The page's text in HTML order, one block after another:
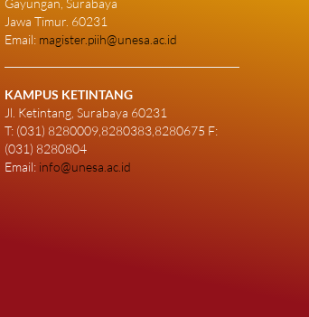
Gayungan, Surabaya
Jawa Timur. 60231
Email: magister.piih@unesa.ac.id
KAMPUS KETINTANG
Jl. Ketintang, Surabaya 60231
T: (031) 8280009,8280383,8280675 F:
(031) 8280804
Email: info@unesa.ac.id